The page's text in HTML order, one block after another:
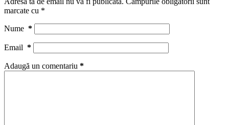
marcate cu *
Nume *
Email *
Adaugă un comentariu *